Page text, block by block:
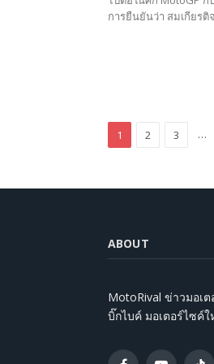
การยืนยันว่า สมเกียร
1 2 3 …
ABOUT
MotoRival ข่าวมอเ
บิ๊กไบค์ มอเตอร์ไซค์ใ